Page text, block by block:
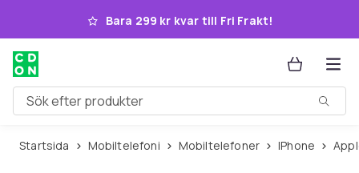
Hoppa till huvudinnehållet
Bara 299 kr kvar till Fri Frakt!
Sök efter produkter
Startsida Mobiltelefoni Mobiltelefoner iPhone